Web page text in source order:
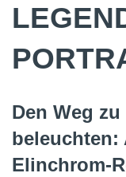
Den Weg
beleuchten:
Elinchrom-